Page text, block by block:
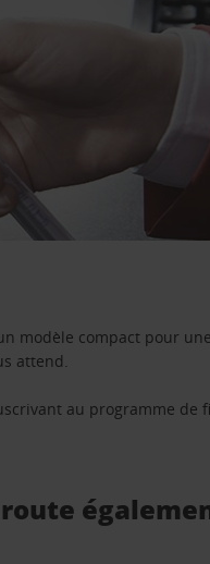
modèle compact pour
attend.
au programme de